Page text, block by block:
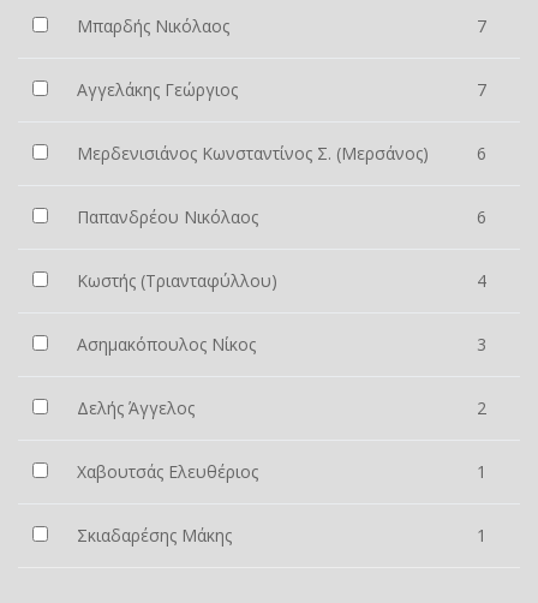
Μπαρδής Νικόλαος 7
Αγγελάκης Γεώργιος 7
Μερδενισιάνος Κωνσταντίνος Σ. (Μερσάνος) 6
Παπανδρέου Νικόλαος 6
Κωστής (Τριανταφύλλου) 4
Ασημακόπουλος Νίκος 3
Δελής Άγγελος 2
Χαβουτσάς Ελευθέριος 1
Σκιαδαρέσης Μάκης 1